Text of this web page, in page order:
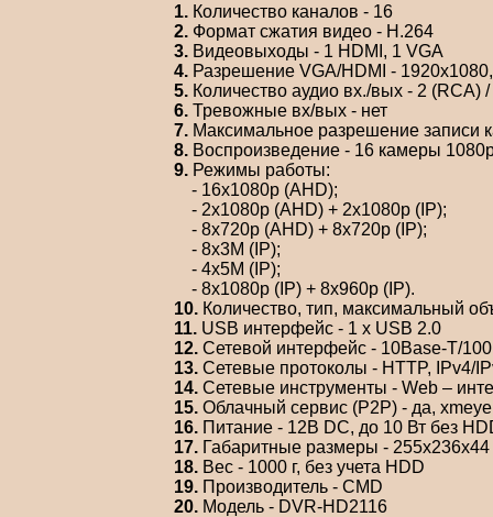
1. Количество каналов - 16
2. Формат сжатия видео - Н.264
3. Видеовыходы - 1 HDMI, 1 VGA
4. Разрешение VGA/HDMI -
5. Количество аудио вх./вых - 2 (RCA)
6. Тревожные вх/вых - нет
7. Максимальное разрешение записи
8. Воспроизведение - 16 камеры
9. Режимы работы:
- 16x1080p (AHD);
- 2х1080p (AHD) + 2x1080p (IP);
- 8x720p (AHD) + 8x720p (IP);
- 8x3M (IP);
- 4x5M (IP);
- 8x1080p (IP) + 8x960p (IP).
10. Количество, тип, максимальный
11. USB интерфейс - 1 x USB 2.0
12. Сетевой интерфейс - 10Base-T/
13. Сетевые протоколы - HTTP, IPv4/
14. Сетевые инструменты - Web –
15. Облачный сервис (P2P) - да,
16. Питание - 12В DC, до 10 Вт без
17. Габаритные размеры -
18. Вес - 1000 г, без учета HDD
19. Производитель - CMD
20. Модель - DVR-HD2116